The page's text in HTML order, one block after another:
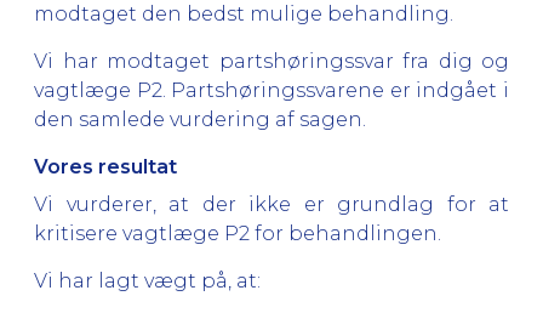
modtaget den bedst mulige behandling.
Vi har modtaget partshøringssvar fra dig og
vagtlæge P2. Partshøringssvarene er indgået i
den samlede vurdering af sagen.
Vores resultat
Vi vurderer, at der ikke er grundlag for at
kritisere vagtlæge P2 for behandlingen.
Vi har lagt vægt på, at: